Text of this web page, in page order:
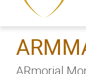
ARmorial